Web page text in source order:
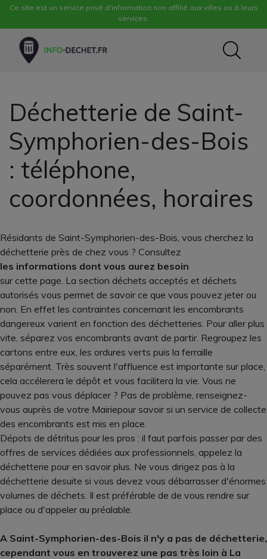
Ce site est un service privé d'information non affilié aux villes ou à leurs
services.
Déchetterie de Saint-
Symphorien-des-Bois
: téléphone,
coordonnées, horaires
Résidants de Saint-Symphorien-des-Bois, vous cherchez la
déchetterie près de chez vous ? Consultez
les informations dont vous aurez besoin
sur cette page. La section déchets acceptés et déchets
autorisés vous permet de savoir ce que vous pouvez jeter ou
non. En effet les contraintes concernant les encombrants
dangereux varient en fonction des déchetteries. Pour aller plus
vite, séparez vos encombrants avant de partir. Regroupez les
cartons entre eux, les ordures verts puis la ferraille
séparément. Très souvent l'affluence est importante sur place,
cela accélerera le dépôt et vous facilitera la vie. Vous ne
pouvez pas vous déplacer ? Pas de problème, renseignez-
vous auprès de votre Mairiepour savoir si un service de collecte
des encombrants est mis en place.
Dépots de détritus pour les pros : il faut parfois passer par des
offres de services dédiées aux professionnels, appelez la
déchetterie pour en savoir plus. Ne vous dirigez pas à la
déchetterie desuite si vous devez vous débarrasser d'énormes
volumes de déchets. Il est préférable de de vous rendre sur
place ou d'appeler au préalable.
A Saint-Symphorien-des-Bois il n'y a pas de déchetterie,
cependant vous en trouverez une pas très loin à La